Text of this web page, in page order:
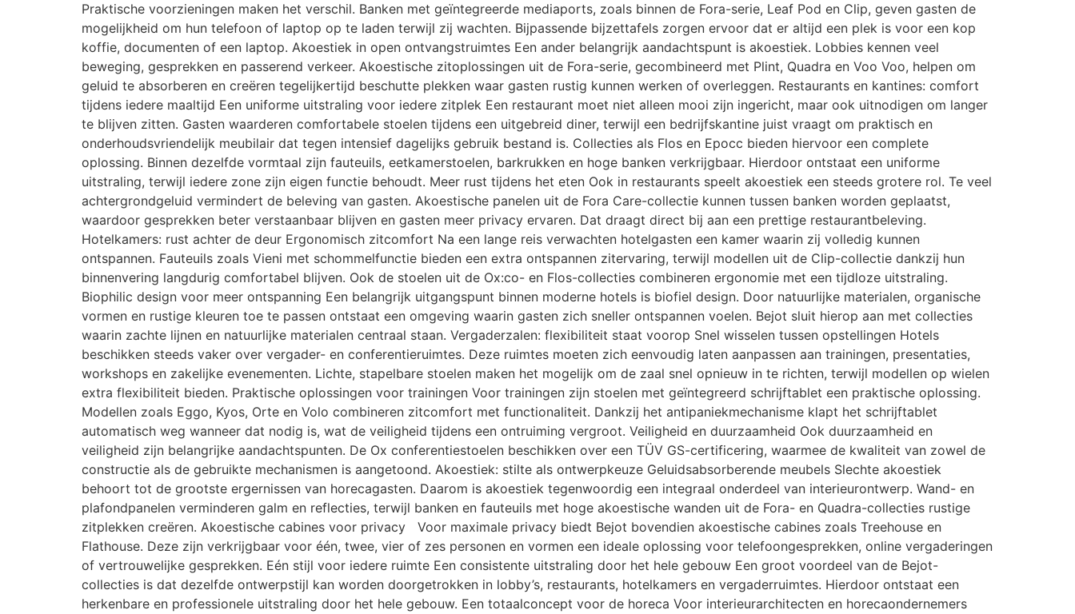
Praktische voorzieningen maken het verschil. Banken met geïntegreerde mediaports, zoals binnen de Fora-serie, Leaf Pod en Clip, geven gasten de
mogelijkheid om hun telefoon of laptop op te laden terwijl zij wachten. Bijpassende bijzettafels zorgen ervoor dat er altijd een plek is voor een kop
koffie, documenten of een laptop. Akoestiek in open ontvangstruimtes Een ander belangrijk aandachtspunt is akoestiek. Lobbies kennen veel
beweging, gesprekken en passerend verkeer. Akoestische zitoplossingen uit de Fora-serie, gecombineerd met Plint, Quadra en Voo Voo, helpen om
geluid te absorberen en creëren tegelijkertijd beschutte plekken waar gasten rustig kunnen werken of overleggen. Restaurants en kantines: comfort
tijdens iedere maaltijd Een uniforme uitstraling voor iedere zitplek Een restaurant moet niet alleen mooi zijn ingericht, maar ook uitnodigen om langer
te blijven zitten. Gasten waarderen comfortabele stoelen tijdens een uitgebreid diner, terwijl een bedrijfskantine juist vraagt om praktisch en
onderhoudsvriendelijk meubilair dat tegen intensief dagelijks gebruik bestand is. Collecties als Flos en Epocc bieden hiervoor een complete
oplossing. Binnen dezelfde vormtaal zijn fauteuils, eetkamerstoelen, barkrukken en hoge banken verkrijgbaar. Hierdoor ontstaat een uniforme
uitstraling, terwijl iedere zone zijn eigen functie behoudt. Meer rust tijdens het eten Ook in restaurants speelt akoestiek een steeds grotere rol. Te veel
achtergrondgeluid vermindert de beleving van gasten. Akoestische panelen uit de Fora Care-collectie kunnen tussen banken worden geplaatst,
waardoor gesprekken beter verstaanbaar blijven en gasten meer privacy ervaren. Dat draagt direct bij aan een prettige restaurantbeleving.
Hotelkamers: rust achter de deur Ergonomisch zitcomfort Na een lange reis verwachten hotelgasten een kamer waarin zij volledig kunnen
ontspannen. Fauteuils zoals Vieni met schommelfunctie bieden een extra ontspannen zitervaring, terwijl modellen uit de Clip-collectie dankzij hun
binnenvering langdurig comfortabel blijven. Ook de stoelen uit de Ox:co- en Flos-collecties combineren ergonomie met een tijdloze uitstraling.
Biophilic design voor meer ontspanning Een belangrijk uitgangspunt binnen moderne hotels is biofiel design. Door natuurlijke materialen, organische
vormen en rustige kleuren toe te passen ontstaat een omgeving waarin gasten zich sneller ontspannen voelen. Bejot sluit hierop aan met collecties
waarin zachte lijnen en natuurlijke materialen centraal staan. Vergaderzalen: flexibiliteit staat voorop Snel wisselen tussen opstellingen Hotels
beschikken steeds vaker over vergader- en conferentieruimtes. Deze ruimtes moeten zich eenvoudig laten aanpassen aan trainingen, presentaties,
workshops en zakelijke evenementen. Lichte, stapelbare stoelen maken het mogelijk om de zaal snel opnieuw in te richten, terwijl modellen op wielen
extra flexibiliteit bieden. Praktische oplossingen voor trainingen Voor trainingen zijn stoelen met geïntegreerd schrijftablet een praktische oplossing.
Modellen zoals Eggo, Kyos, Orte en Volo combineren zitcomfort met functionaliteit. Dankzij het antipaniekmechanisme klapt het schrijftablet
automatisch weg wanneer dat nodig is, wat de veiligheid tijdens een ontruiming vergroot. Veiligheid en duurzaamheid Ook duurzaamheid en
veiligheid zijn belangrijke aandachtspunten. De Ox conferentiestoelen beschikken over een TÜV GS-certificering, waarmee de kwaliteit van zowel de
constructie als de gebruikte mechanismen is aangetoond. Akoestiek: stilte als ontwerpkeuze Geluidsabsorberende meubels Slechte akoestiek
behoort tot de grootste ergernissen van horecagasten. Daarom is akoestiek tegenwoordig een integraal onderdeel van interieurontwerp. Wand- en
plafondpanelen verminderen galm en reflecties, terwijl banken en fauteuils met hoge akoestische wanden uit de Fora- en Quadra-collecties rustige
zitplekken creëren. Akoestische cabines voor privacy Voor maximale privacy biedt Bejot bovendien akoestische cabines zoals Treehouse en
Flathouse. Deze zijn verkrijgbaar voor één, twee, vier of zes personen en vormen een ideale oplossing voor telefoongesprekken, online vergaderingen
of vertrouwelijke gesprekken. Eén stijl voor iedere ruimte Een consistente uitstraling door het hele gebouw Een groot voordeel van de Bejot-
collecties is dat dezelfde ontwerpstijl kan worden doorgetrokken in lobby’s, restaurants, hotelkamers en vergaderruimtes. Hierdoor ontstaat een
herkenbare en professionele uitstraling door het hele gebouw. Een totaalconcept voor de horeca Voor interieurarchitecten en horecaondernemers